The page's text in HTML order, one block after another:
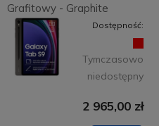
Grafitowy - Graphite
Dostępność:
Tymczasowo
niedostępny
2 965,00 zł